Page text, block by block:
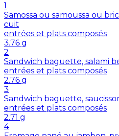
1
Samossa ou samoussa ou
cuit
entrées et plats composés
3.76 g
2
Sandwich baguette, salami
entrées et plats composés
2.76 g
3
Sandwich baguette,
entrées et plats composés
2.71 g
4